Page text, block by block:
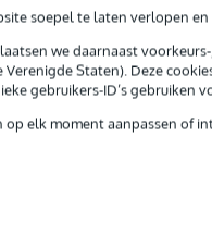
soepel te laten verlopen
we daarnaast
Verenigde Staten). Deze
gebruikers-ID’s
op elk moment aanpassen of
krijg je 3 jaar Bax Music Garantie.
merken, zodat je